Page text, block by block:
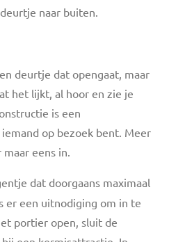
naar buiten.
deurtje dat opengaat, maar
het lijkt, al hoor en zie je
is een
op bezoek bent. Meer
eens in.
dat doorgaans maximaal
er een uitnodiging om in te
portier open, sluit de